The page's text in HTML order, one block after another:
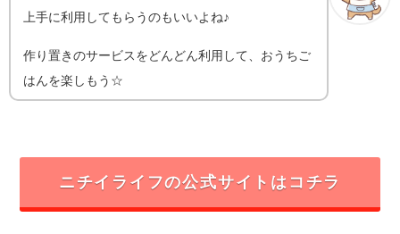
上手に利用してもらうのもいいよね♪
作り置きのサービスをどんどん利用して、おうちご
はんを楽しもう☆
ニチイライフの公式サイトはコチラ